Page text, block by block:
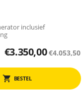
inclusief
€3.350,00 €4.053,50
BESTEL